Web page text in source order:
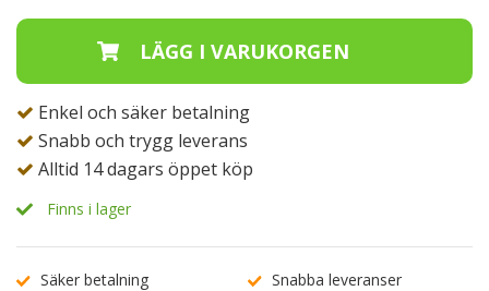
Enkel och säker betalning
Snabb och trygg leverans
Alltid 14 dagars öppet köp
Finns i lager
Säker betalning
Snabba leveranser